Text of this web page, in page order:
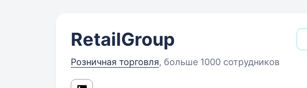
RetailGroup
Розничная торговля, больше 1000 сотрудников